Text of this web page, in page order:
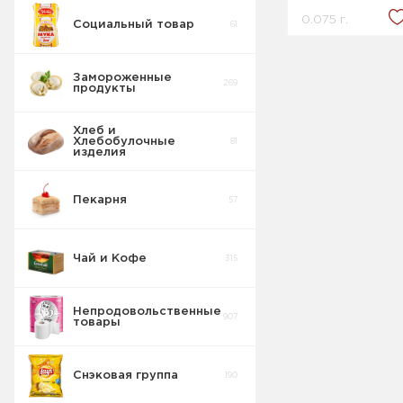
Социальный товар 61
Замороженные
продукты
269
Хлеб и
Хлебобулочные
изделия
81
Пекарня 57
Чай и Кофе 315
Непродовольственные
товары
907
Снэковая группа 190
0.075 г.